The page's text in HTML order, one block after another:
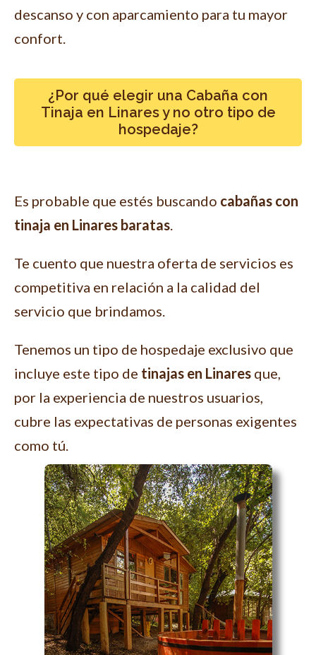
descanso y con aparcamiento para tu mayor
confort.
¿Por qué elegir una Cabaña con
Tinaja en Linares y no otro tipo de
hospedaje?
Es probable que estés buscando cabañas con
tinaja en Linares baratas.
Te cuento que nuestra oferta de servicios es
competitiva en relación a la calidad del
servicio que brindamos.
Tenemos un tipo de hospedaje exclusivo que
incluye este tipo de tinajas en Linares que,
por la experiencia de nuestros usuarios,
cubre las expectativas de personas exigentes
como tú.